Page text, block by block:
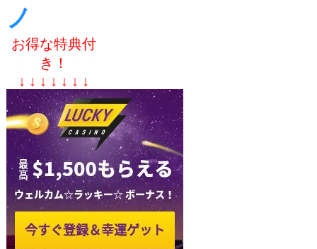
ノ
お得な特典付
き！
↓ ↓ ↓ ↓ ↓ ↓ ↓